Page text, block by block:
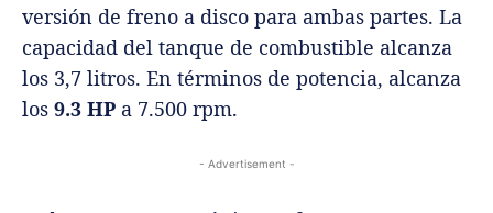
versión de freno a disco para ambas partes. La
capacidad del tanque de combustible alcanza
los 3,7 litros. En términos de potencia, alcanza
los 9.3 HP a 7.500 rpm.
- Advertisement -